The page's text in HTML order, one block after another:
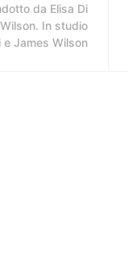
da Elisa Di
In studio
e James Wilson